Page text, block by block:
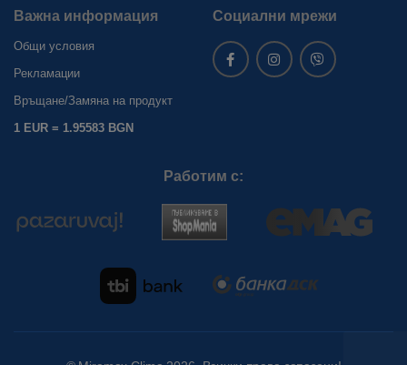
Важна информация
Общи условия
Рекламации
Връщане/Замяна на продукт
1 EUR = 1.95583 BGN
Социални мрежи
Работим с: